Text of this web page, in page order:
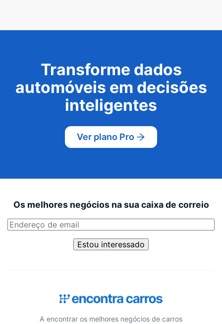
Transforme dados
automóveis em decisões
inteligentes
Ver plano Pro
Os melhores negócios na sua caixa de correio
Estou interessado
A encontrar os melhores negócios de carros